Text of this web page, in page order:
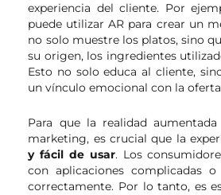
experiencia del cliente. Por
puede utilizar AR para crear un
no solo muestre los platos, sino
su origen, los ingredientes
Esto no solo educa al cliente,
un vínculo emocional con la
Para que la realidad
marketing, es crucial que la
y fácil de usar. Los
con aplicaciones complicadas
correctamente. Por lo tanto, es